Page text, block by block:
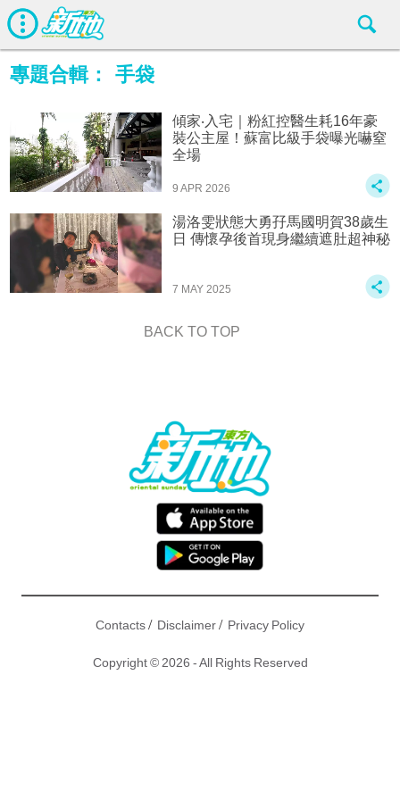
專題合輯： 手袋
傾家‧入宅｜粉紅控醫生耗16年豪
裝公主屋！蘇富比級手袋曝光嚇窒
全場
9 APR 2026
湯洛雯狀態大勇孖馬國明賀38歲生
日 傳懷孕後首現身繼續遮肚超神秘
7 MAY 2025
BACK TO TOP
Contacts/ Disclaimer/ Privacy Policy
Copyright © 2026 - All Rights Reserved